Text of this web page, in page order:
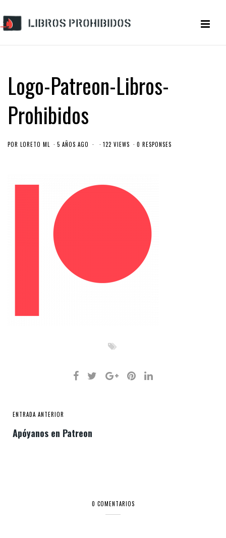
Logo-Patreon-Libros-
Prohibidos
POR LORETO ML 5 AÑOS AGO 122 VIEWS 0 RESPONSES
ENTRADA ANTERIOR
Apóyanos en Patreon
0 COMENTARIOS